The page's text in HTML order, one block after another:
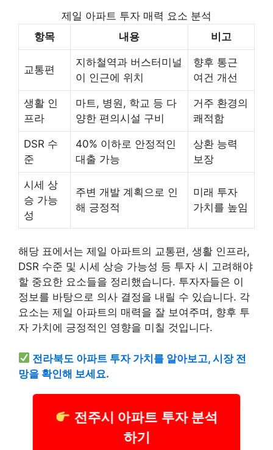
제일 아파트 투자 매력 요소 분석
항목
내용 비고
교통편
지하철역과 버스터미널
이 인근에 위치
향후 통근
여건 개선
생활 인
프라
마트, 병원, 학교 등 다
양한 편의시설 구비
거주 환경의
쾌적함
DSR 수
준
40% 이하로 안정적인
대출 가능
상환 능력
보장
시세 상
승 가능
성
주변 개발 계획으로 인
해 긍정적
미래 투자
가치를 높임
해당 표에서는 제일 아파트의 교통편, 생활 인프라,
DSR 수준 및 시세 상승 가능성 등 투자 시 고려해야
할 중요한 요소들을 정리했습니다. 투자자들은 이
정보를 바탕으로 의사 결정을 내릴 수 있습니다. 각
요소는 제일 아파트의 매력을 잘 보여주며, 향후 투
자 가치에 긍정적인 영향을 미칠 것입니다.
전라북도 아파트 투자 가치를 알아보고, 시장 전
망을 확인해 보세요.
전주시 아파트 투자 분석
하기